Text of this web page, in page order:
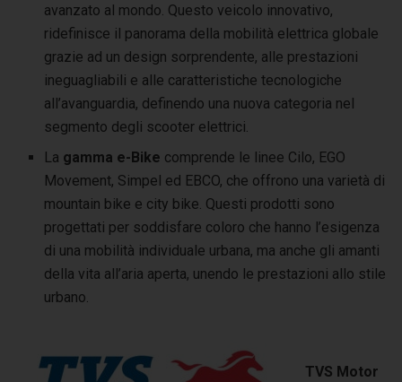
avanzato al mondo. Questo veicolo innovativo,
ridefinisce il panorama della mobilità elettrica globale
grazie ad un design sorprendente, alle prestazioni
ineguagliabili e alle caratteristiche tecnologiche
all’avanguardia, definendo una nuova categoria nel
segmento degli scooter elettrici.
La gamma e-Bike comprende le linee Cilo, EGO
Movement, Simpel ed EBCO, che offrono una varietà di
mountain bike e city bike. Questi prodotti sono
progettati per soddisfare coloro che hanno l’esigenza
di una mobilità individuale urbana, ma anche gli amanti
della vita all’aria aperta, unendo le prestazioni allo stile
urbano.
TVS Motor